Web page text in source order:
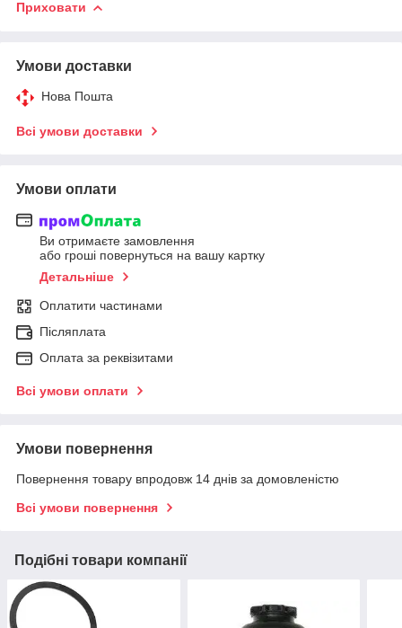
Приховати
Умови доставки
Нова Пошта
Всі умови доставки
Умови оплати
Ви отримаєте замовлення
або гроші повернуться на вашу картку
Детальніше
Оплатити частинами
Післяплата
Оплата за реквізитами
Всі умови оплати
Умови повернення
Повернення товару впродовж 14 днів за домовленістю
Всі умови повернення
Подібні товари компанії